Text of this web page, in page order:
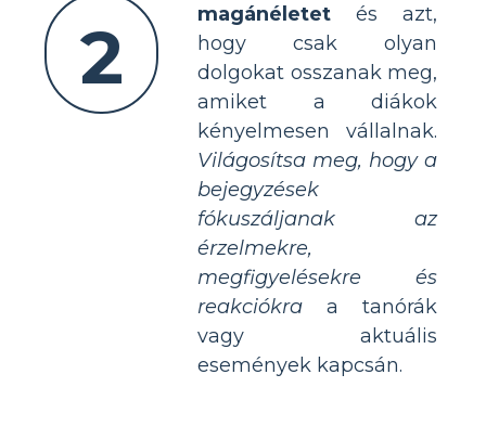
2
magánéletet és azt,
hogy csak olyan
dolgokat osszanak meg,
amiket a diákok
kényelmesen vállalnak.
Világosítsa meg, hogy a
bejegyzések
fókuszáljanak az
érzelmekre,
megfigyelésekre és
reakciókra a tanórák
vagy aktuális
események kapcsán.